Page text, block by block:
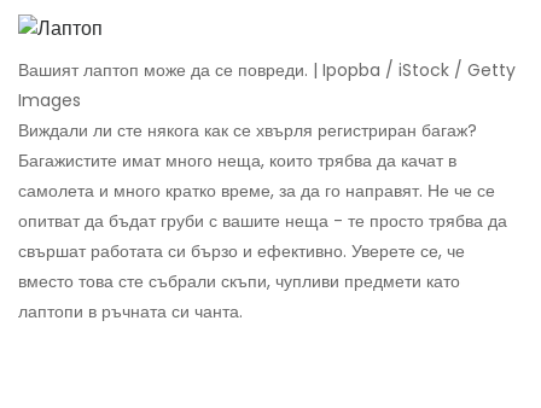
Вашият лаптоп може да се повреди. | Ipopba / iStock / Getty
Images
Виждали ли сте някога как се хвърля регистриран багаж?
Багажистите имат много неща, които трябва да качат в
самолета и много кратко време, за да го направят. Не че се
опитват да бъдат груби с вашите неща - те просто трябва да
свършат работата си бързо и ефективно. Уверете се, че
вместо това сте събрали скъпи, чупливи предмети като
лаптопи в ръчната си чанта.